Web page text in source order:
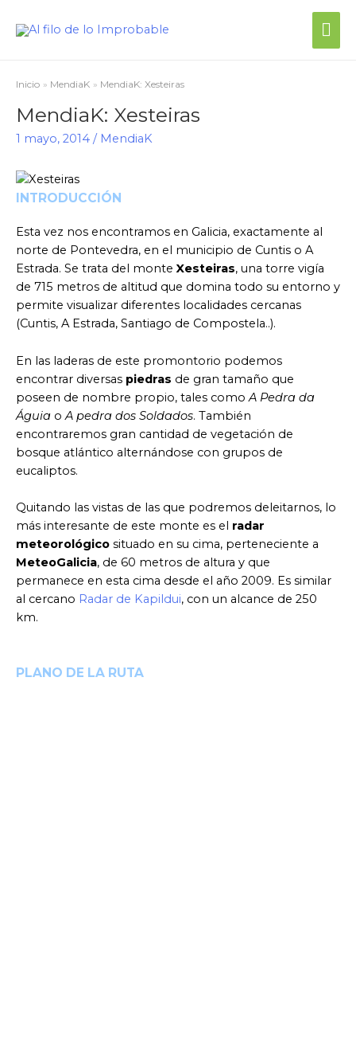
Inicio MendiaK MendiaK: Xesteiras
MendiaK: Xesteiras
1 mayo, 2014 / MendiaK
INTRODUCCIÓN
Esta vez nos encontramos en Galicia, exactamente al
norte de Pontevedra, en el municipio de Cuntis o A
Estrada. Se trata del monteXesteiras, una torre vigía
de 715 metros de altitud que domina todo su entorno y
permite visualizar diferentes localidades cercanas
(Cuntis, A Estrada, Santiago de Compostela..).
En las laderas de este promontorio podemos
encontrar diversas piedras de gran tamaño que
poseen de nombre propio, tales como A Pedra da
Águia o A pedra dos Soldados. También
encontraremos gran cantidad de vegetación de
bosque atlántico alternándose con grupos de
eucaliptos.
Quitando las vistas de las que podremos deleitarnos, lo
más interesante de este monte es el radar
meteorológico situado en su cima, perteneciente a
MeteoGalicia, de 60 metros de altura y que
permanece en esta cima desde el año 2009. Es similar
al cercano Radar de Kapildui, con un alcance de 250
km.
PLANO DE LA RUTA